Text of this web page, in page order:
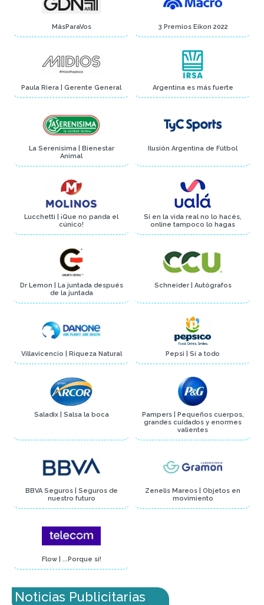
MâsParaVos 3 Premios Eikon 2022
Paula Riera | Gerente General Argentina es más fuerte
La Serenísima | Bienestar
Animal
Ilusión Argentina de Fútbol
Lucchetti | ¡Que no panda el
cúnico!
Si en la vida real no lo hacés,
online tampoco lo hagas
Dr Lemon | La juntada después
de la juntada
Schneider | Autógrafos
Villavicencio | Riqueza Natural Pepsi | Sí a todo
Saladix | Salsa la boca
Pampers | Pequeños cuerpos,
grandes cuidados y enormes
valientes
BBVA Seguros | Seguros de
nuestro futuro
Zenelis Mareos | Objetos en
movimiento
Flow | ...Porque sí!
Noticias Publicitarias